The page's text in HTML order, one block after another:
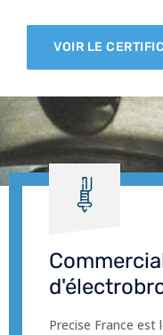
VOIR LE
Precise France est